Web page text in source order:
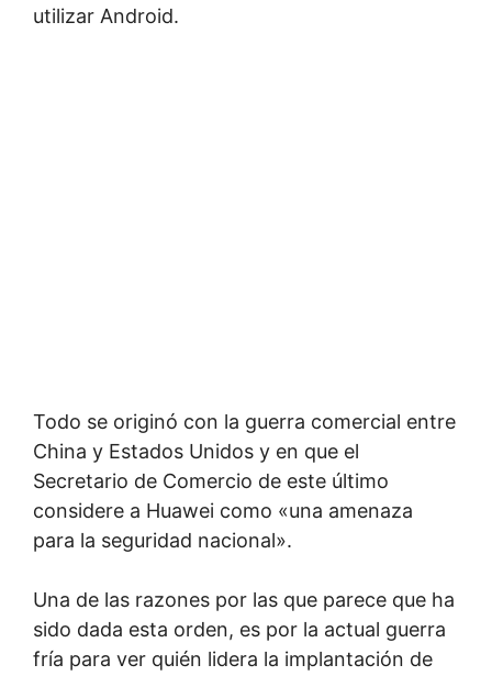
utilizar Android.
Todo se originó con la guerra comercial entre
China y Estados Unidos y en que el
Secretario de Comercio de este último
considere a Huawei como «una amenaza
para la seguridad nacional».
Una de las razones por las que parece que ha
sido dada esta orden, es por la actual guerra
fría para ver quién lidera la implantación de